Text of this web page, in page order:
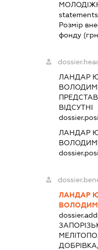
Розмір
фонду
ЛАНДАР
ВІДСУТНІ
ЛАНДАР
ЛАНДАР